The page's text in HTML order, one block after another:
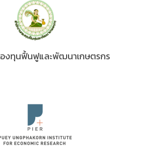
งทุนฟื้นฟูและพัฒนาเกษตรกร